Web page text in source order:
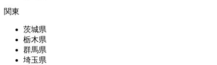
関東
茨城県
栃木県
群馬県
埼玉県